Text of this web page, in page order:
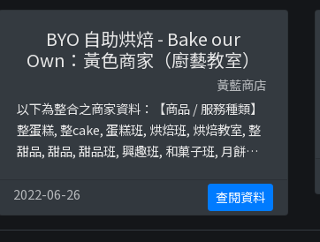
BYO 自助烘焙 - Bake our
Own：黃色商家（廚藝教室）
黃藍商店
以下為整合之商家資料：【商品 / 服務種類】
整蛋糕, 整cake, 蛋糕班, 烘焙班, 烘焙教室, 整
甜品, 甜品, 甜品班, 興趣班, 和菓子班, 月餅班,
圖並未就此商店所持的立場表態給出具體原
因。
2022-06-26 查閱資料